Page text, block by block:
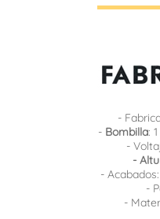
-
- Bombilla:
-
-
-
-
-